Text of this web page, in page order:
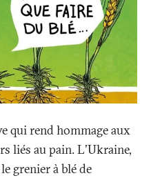
qui rend hommage aux
liés au pain. L'Ukraine,
grenier à blé de